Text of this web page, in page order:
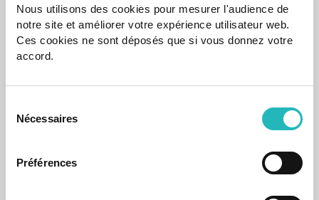
Nous utilisons des cookies pour mesurer l'audience de
notre site et améliorer votre expérience utilisateur web.
Ces cookies ne sont déposés que si vous donnez votre
accord.
Nécessaires
Préférences
agap2IT promove " Dia de Férias no Escritório"
Os filhos dos nossos colaboradores foram os
protagonistas desta iniciativa,
08 Sep 2025